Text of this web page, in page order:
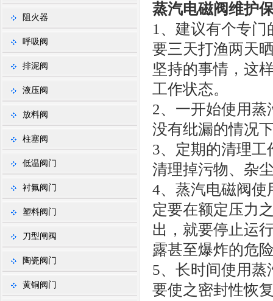
阻火器
呼吸阀
排泥阀
液压阀
放料阀
柱塞阀
低温阀门
衬氟阀门
塑料阀门
刀型闸阀
陶瓷阀门
黄铜阀门
蒸汽电磁阀维护
1、建议有个专
要三天打渔两天
坚持的事情，这
工作状态。
2、一开始使用
没有纰漏的情况
3、定期的清理
清理掉污物、杂
4、蒸汽电磁阀使
定要在额定压力
出，就要停止运
露甚至爆炸的危
5、长时间使用
要使之密封性恢